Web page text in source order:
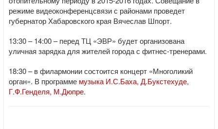
режиме видеоконференцсвязи с районами проведет
губернатор Хабаровского края Вячеслав Шпорт.
13:30 – 14:00 – перед ТЦ «ЭВР» будет организована
уличная зарядка для жителей города с фитнес-тренерами.
18:30 – в филармонии состоится концерт «Многоликий
орган». В программе музыка И.С.Баха, Д.Букстехуде,
Г.Ф.Генделя, М.Дюпре.